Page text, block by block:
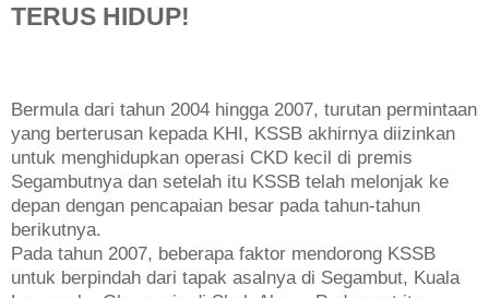
TERUS HIDUP!
Bermula dari tahun 2004 hingga 2007, turutan permintaan
yang berterusan kepada KHI, KSSB akhirnya diizinkan
untuk menghidupkan operasi CKD kecil di premis
Segambutnya dan setelah itu KSSB telah melonjak ke
depan dengan pencapaian besar pada tahun-tahun
berikutnya.
Pada tahun 2007, beberapa faktor mendorong KSSB
untuk berpindah dari tapak asalnya di Segambut, Kuala